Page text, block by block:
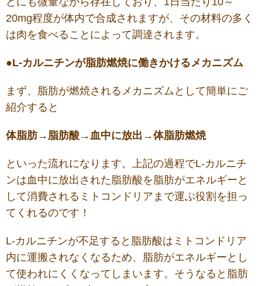
20mg程度が体内で合成されますが、その材料の多く
は肉を食べることによって調達されます。
●L-カルニチンが脂肪燃焼に働きかけるメカニズム
まず、脂肪が燃焼されるメカニズムとして簡単にご
紹介すると
体脂肪→脂肪酸→血中に放出→体脂肪燃焼
といった流れになります。上記の過程でL-カルニチ
ンは血中に放出された脂肪酸を脂肪がエネルギーと
して消費されるミトコンドリアまで運ぶ役割を担っ
てくれるのです！
L-カルニチンが不足すると脂肪酸はミトコンドリア
内に運搬されなくなるため、脂肪がエネルギーとし
て使われにくくなってしまいます。そうなると脂肪